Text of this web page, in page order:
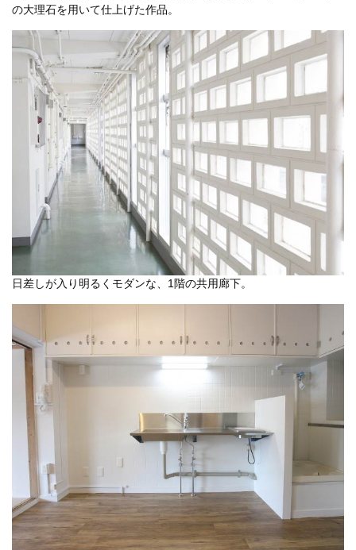
の大理石を用いて仕上げた作品。
日差しが入り明るくモダンな、1階の共用廊下。